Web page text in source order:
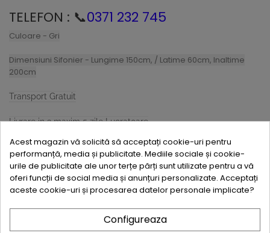
TELEFON : 📞0371 232 745
Culoare - Gri
Dimensiuni Sifonier - Lungime 150cm, / Latime 60cm, Inaltime
200cm
Transport Gratuit
Livrare in 3 maxim 5 zile Lucratoare
Quantity : + -
Write review
Grabeste-te! Doar 467 produse ramase!
Acest magazin vă solicită să acceptați cookie-uri pentru
performanță, media și publicitate. Mediile sociale și cookie-
urile de publicitate ale unor terțe părți sunt utilizate pentru a vă
oferi funcții de social media și anunțuri personalizate. Acceptați
aceste cookie-uri și procesarea datelor personale implicate?
Configureaza